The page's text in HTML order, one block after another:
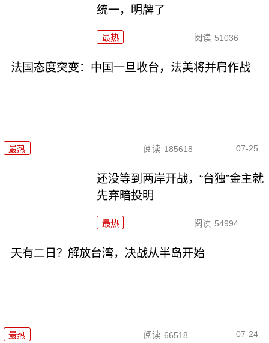
统一，明牌了
最热 阅读 51036
法国态度突变：中国一旦收台，法美将并肩作战
最热 阅读 185618 07-25
还没等到两岸开战，“台独”金主就
先弃暗投明
最热 阅读 54994
天有二日？解放台湾，决战从半岛开始
最热 阅读 66518 07-24